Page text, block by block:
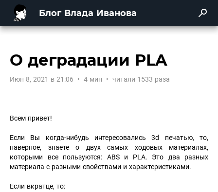
Блог Влада Иванова
О деградации PLA
Июн 8, 2021 в 21:06 • 4 мин • читали 1533 раза
Всем привет!
Если Вы когда-нибудь интересовались 3d печатью, то,
наверное, знаете о двух самых ходовых материалах,
которыми все пользуются: ABS и PLA. Это два разных
материала с разными свойствами и характеристиками.
Если вкратце, то: